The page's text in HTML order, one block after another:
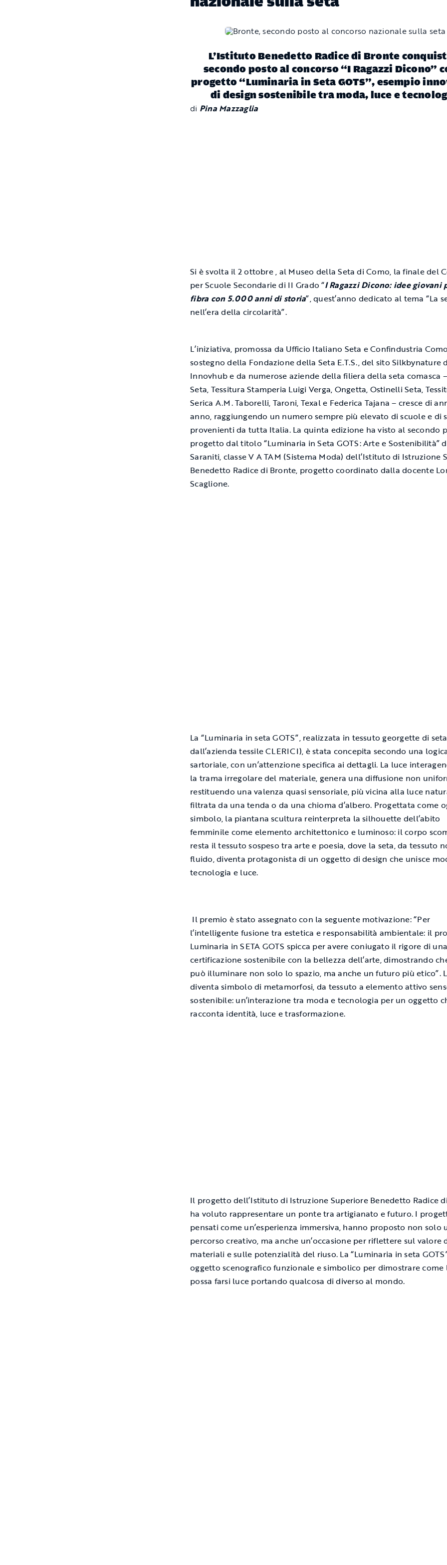
L’Istituto Benedetto Radice di Bronte
secondo posto al concorso “I Ragazzi Dicono”
progetto “Luminaria in Seta GOTS”, esempio
di design sostenibile tra moda, luce e
di Pina Mazzaglia
Si è svolta il 2 ottobre , al Museo della Seta di Como, la finale del
per Scuole Secondarie di II Grado “I Ragazzi Dicono: idee giovani
fibra con 5.000 anni di storia”, quest’anno dedicato al tema “La
nell’era della circolarità”.
L’iniziativa, promossa da Ufficio Italiano Seta e Confindustria
sostegno della Fondazione della Seta E.T.S., del sito Silkbynature
Innovhub e da numerose aziende della filiera della seta comasca
Seta, Tessitura Stamperia Luigi Verga, Ongetta, Ostinelli Seta,
Serica A.M. Taborelli, Taroni, Texal e Federica Tajana – cresce di
anno, raggiungendo un numero sempre più elevato di scuole e di
provenienti da tutta Italia. La quinta edizione ha visto al secondo
progetto dal titolo “Luminaria in Seta GOTS: Arte e Sostenibilità”
Saraniti, classe V A TAM (Sistema Moda) dell’Istituto di Istruzione
Benedetto Radice di Bronte, progetto coordinato dalla docente
Scaglione.
La “Luminaria in seta GOTS”, realizzata in tessuto georgette di
dall’azienda tessile CLERICI), è stata concepita secondo una
sartoriale, con un’attenzione specifica ai dettagli. La luce
la trama irregolare del materiale, genera una diffusione non
restituendo una valenza quasi sensoriale, più vicina alla luce
filtrata da una tenda o da una chioma d’albero. Progettata come
simbolo, la piantana scultura reinterpreta la silhouette dell’abito
femminile come elemento architettonico e luminoso: il corpo
resta il tessuto sospeso tra arte e poesia, dove la seta, da tessuto
fluido, diventa protagonista di un oggetto di design che unisce
tecnologia e luce.
Il premio è stato assegnato con la seguente motivazione: “Per
l’intelligente fusione tra estetica e responsabilità ambientale: il
Luminaria in SETA GOTS spicca per avere coniugato il rigore di una
certificazione sostenibile con la bellezza dell’arte, dimostrando
può illuminare non solo lo spazio, ma anche un futuro più etico”.
diventa simbolo di metamorfosi, da tessuto a elemento attivo
sostenibile: un’interazione tra moda e tecnologia per un oggetto
racconta identità, luce e trasformazione.
Il progetto dell’Istituto di Istruzione Superiore Benedetto Radice
ha voluto rappresentare un ponte tra artigianato e futuro. I
pensati come un’esperienza immersiva, hanno proposto non solo
percorso creativo, ma anche un’occasione per riflettere sul valore
materiali e sulle potenzialità del riuso. La “Luminaria in seta
oggetto scenografico funzionale e simbolico per dimostrare come
possa farsi luce portando qualcosa di diverso al mondo.